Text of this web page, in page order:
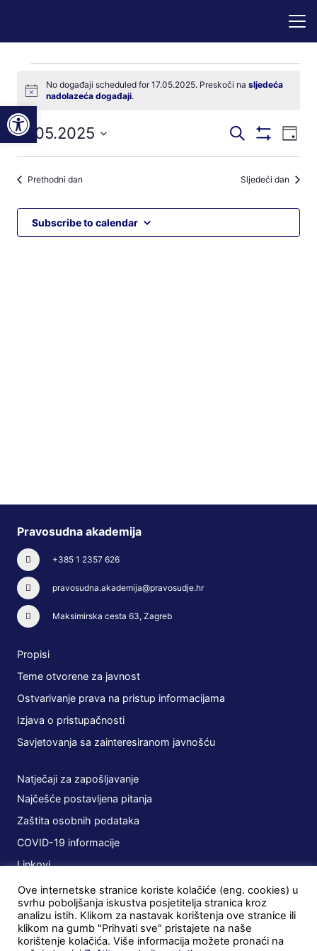
Događaji
for
17.05.2025
Notice
No događaji scheduled for 17.05.2025. Preskoči na sljedeća
nadolazeća događaji.
Događaji
pretraga
Pretraži
Filtere
Dan
17.05.2025
Odaberite
datum.
Prethodni dan Sljedeći dan
Subscribe to calendar
Pravosudna akademija
+385 1 2357 626
pravosudna.akademija@pravosudje.hr
Maksimirska cesta 63, Zagreb
Propisi
Teme otvorene za javnost
Ostvarivanje prava na pristup informacijama
Izjava o pristupačnosti
Savjetovanja sa zainteresiranom javnošću
Natječaji za zapošljavanje
Najčešće postavljena pitanja
Zaštita osobnih podataka
COVID-19 informacije
Linkovi
Planovi
Javna nabava
Ugovori
Ove internetske stranice koriste kolačiće (eng. cookies) u
svrhu poboljšanja iskustva posjetitelja stranica kroz
analizu istih. Klikom za nastavak korištenja ove stranice ili
klikom na gumb "Prihvati sve" pristajete na naše
korištenje kolačića. Više informacija možete pronaći na
Open toolbar